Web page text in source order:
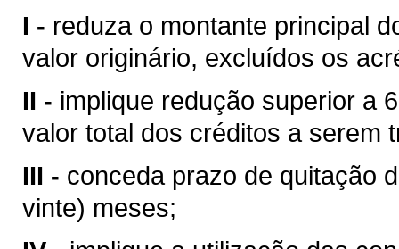
I - reduza o montante principal
valor originário, excluídos os
II - implique redução superior a
valor total dos créditos a serem
III - conceda prazo de quitação
vinte) meses;